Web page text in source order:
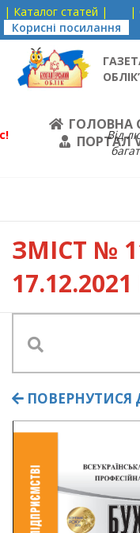
| Каталог статей |
|
Корисні посилання
ГОЛОВНА
ПОРТАЛ
Від
ЗМІСТ №
17.12.2021
ПОВЕРНУТИСЯ